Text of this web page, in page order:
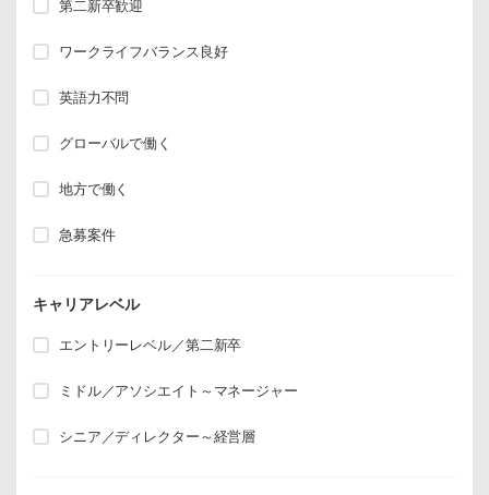
第二新卒歓迎
ワークライフバランス良好
英語力不問
グローバルで働く
地方で働く
急募案件
キャリアレベル
エントリーレベル／第二新卒
ミドル／アソシエイト～マネージャー
シニア／ディレクター～経営層